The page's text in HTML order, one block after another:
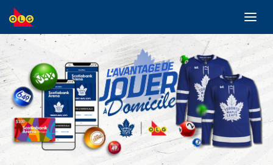
ALLER
AU
CONTENU
PRINCIPAL